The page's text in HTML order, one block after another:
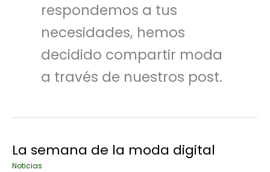
respondemos a tus
necesidades, hemos
decidido compartir moda
a través de nuestros post.
La semana de la moda digital
Noticias